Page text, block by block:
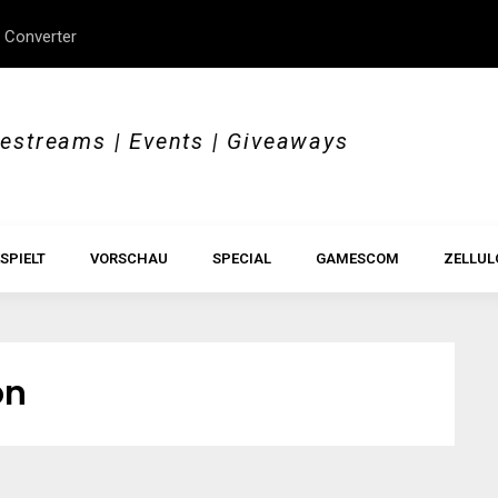
ConverterBeyond Borders
| Events | Giveaways
VORSCHAU SPECIAL GAMESCOM